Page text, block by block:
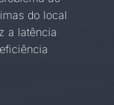
do local
a latência